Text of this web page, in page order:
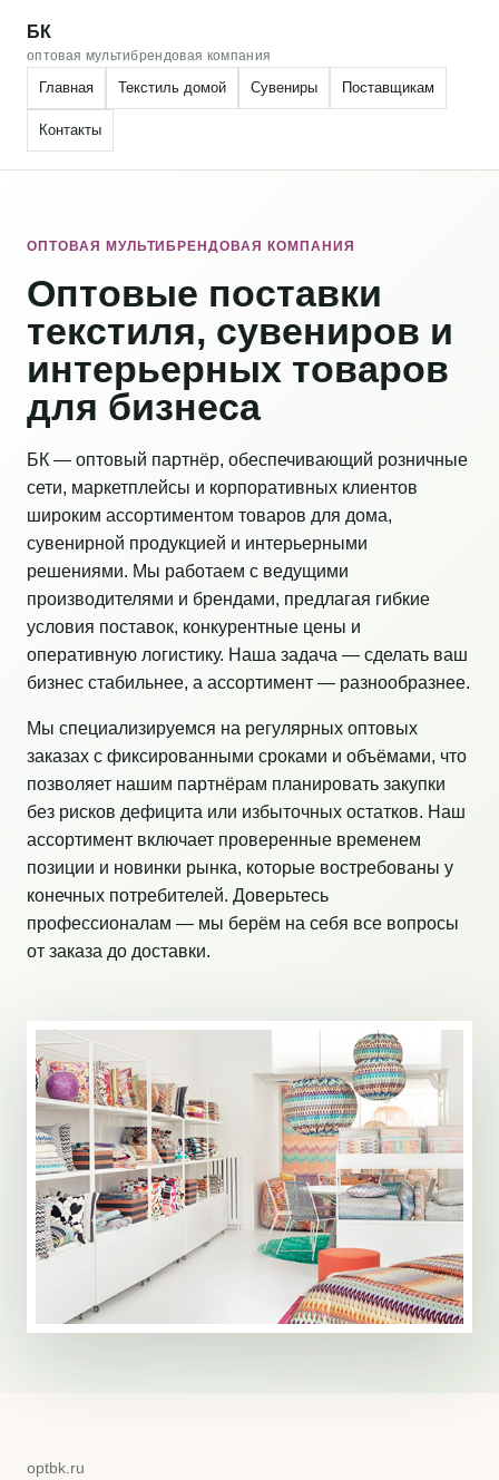
БК
оптовая мультибрендовая компания
Главная Текстиль домой Сувениры Поставщикам
Контакты
ОПТОВАЯ МУЛЬТИБРЕНДОВАЯ КОМПАНИЯ
Оптовые поставки
текстиля, сувениров и
интерьерных товаров
для бизнеса
БК — оптовый партнёр, обеспечивающий розничные
сети, маркетплейсы и корпоративных клиентов
широким ассортиментом товаров для дома,
сувенирной продукцией и интерьерными
решениями. Мы работаем с ведущими
производителями и брендами, предлагая гибкие
условия поставок, конкурентные цены и
оперативную логистику. Наша задача — сделать ваш
бизнес стабильнее, а ассортимент — разнообразнее.
Мы специализируемся на регулярных оптовых
заказах с фиксированными сроками и объёмами, что
позволяет нашим партнёрам планировать закупки
без рисков дефицита или избыточных остатков. Наш
ассортимент включает проверенные временем
позиции и новинки рынка, которые востребованы у
конечных потребителей. Доверьтесь
профессионалам — мы берём на себя все вопросы
от заказа до доставки.
optbk.ru